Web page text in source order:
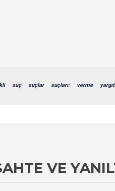
suç suçlar suçları: verme
VE